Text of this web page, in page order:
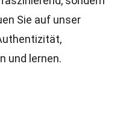
Sie auf unser
und lernen.